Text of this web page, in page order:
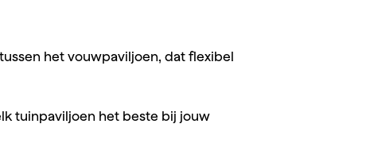
het vouwpaviljoen, dat flexibel
tuinpaviljoen het beste bij jouw